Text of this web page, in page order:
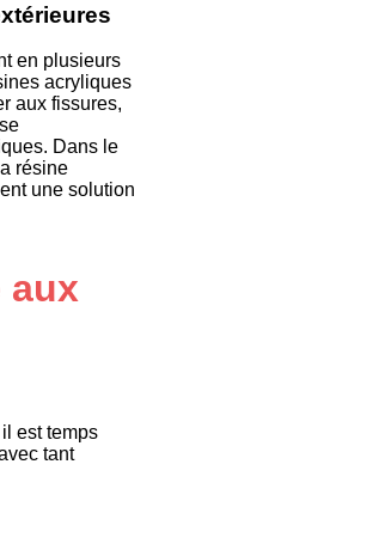
en plusieurs
acryliques
aux fissures,
Dans le
résine
une solution
aux
est temps
tant